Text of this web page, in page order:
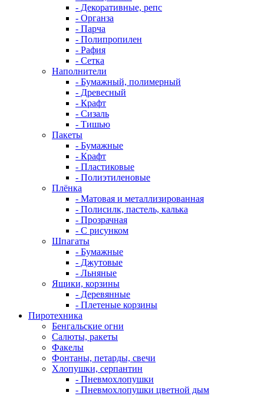
- Декоративные, репс
- Органза
- Парча
- Полипропилен
- Рафия
- Сетка
Наполнители
- Бумажный, полимерный
- Древесный
- Крафт
- Сизаль
- Тишью
Пакеты
- Бумажные
- Крафт
- Пластиковые
- Полиэтиленовые
Плёнка
- Матовая и металлизированная
- Полисилк, пастель, калька
- Прозрачная
- С рисунком
Шпагаты
- Бумажные
- Джутовые
- Льняные
Ящики, корзины
- Деревянные
- Плетеные корзины
Пиротехника
Бенгальские огни
Салюты, ракеты
Факелы
Фонтаны, петарды, свечи
Хлопушки, серпантин
- Пневмохлопушки
- Пневмохлопушки цветной дым